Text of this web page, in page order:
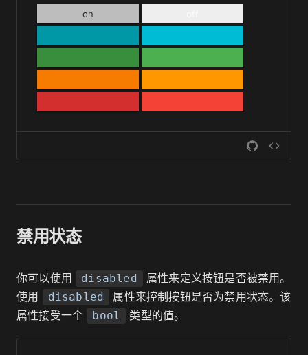
on
禁用状态
你可以使用 disabled
属性来定义按钮是否被禁用。
使用
disabled
属性来控制按钮是否为禁用状态。该
属性接受一个
bool 类型的值。